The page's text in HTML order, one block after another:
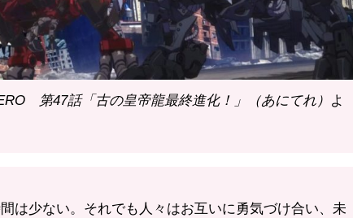
第47話「古の皇帝龍最終進化！」（あにてれ） よ
は少ない。それでも人々はお互いに勇気づけ合い、未